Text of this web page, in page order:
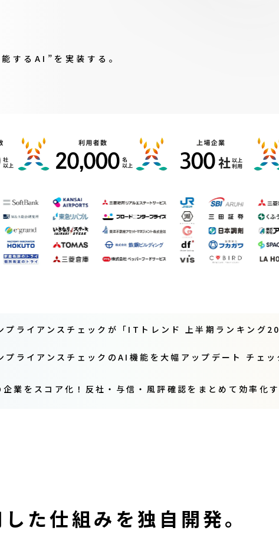
するAI”を実装する。
ライアンスチェックが「ITトレンド 上半期ランキング
ライアンスチェックのAI機能を大幅アップデート チェ
業をスコア化！反社・与信・風評確認をまとめて効率
た仕組みを独自開発。